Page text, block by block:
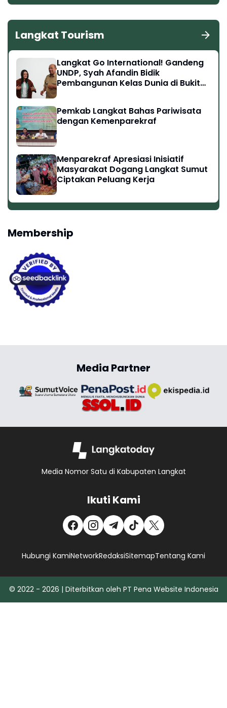
Langkat Tourism
Langkat Go International! Gandeng
UNDP, Syah Afandin Bidik
Pembangunan Kelas Dunia di Bukit
Pemkab Langkat Bahas Pariwisata
dengan Kemenparekraf
Menparekraf Apresiasi Inisiatif
Masyarakat Dogang Langkat Sumut
Ciptakan Peluang Kerja
Membership
Media Partner
Media Nomor Satu di Kabupaten Langkat
Ikuti Kami
Hubungi KamiNetworkRedaksiSitemapTentang Kami
© 2022 - 2026 | Diterbitkan oleh PT Pena Website Indonesia